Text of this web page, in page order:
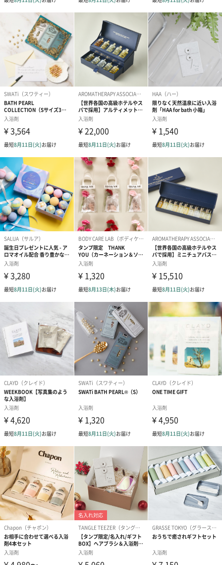
●食器洗浄乾燥機は使用しない。
●使用後はすぐにふき取り、十分に乾燥させる。
●サビの原因になるため、水やお湯につけない。
●変形やメッキ剥がれ等の原因になるため、ぶつけたり
火気に近づけたりしない。
●怪我の原因となるため、変形や破損が見られた場合は
使用しない。
並行輸入品か
否か
否
内容量／内容
物
使用期限表示
有無
商品オプション情報
紙袋
お渡し用の紙袋です。
商品に合わせたサイズをお届けします。
あり（280円）
メッセージカード（通常・写真・グリーティング）
誕生日や結婚祝い・出産祝いなど、様々なシーンのメッセージカ
ードを同梱します。
メッセージカードや封筒のデザインは一部変更する場合がありま
す。
写真付きメッセージカ
ード（680円）
写真付きメッセージカ
ード（Thank you）ピ
ンク（680円）
【誕生日】
Birthday ホワ
刷なし）（